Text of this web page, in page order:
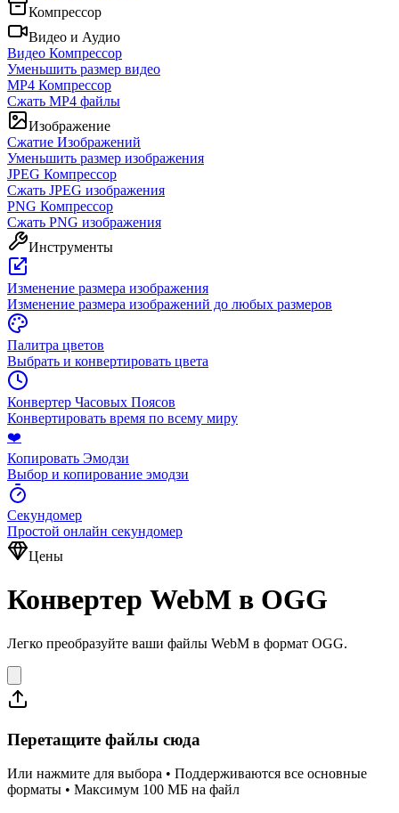
Компрессор
Видео и Аудио
Видео Компрессор
Уменьшить размер видео
MP4 Компрессор
Сжать MP4 файлы
Изображение
Сжатие Изображений
Уменьшить размер изображения
JPEG Компрессор
Сжать JPEG изображения
PNG Компрессор
Сжать PNG изображения
Инструменты
Изменение размера изображения
Изменение размера изображений до любых размеров
Палитра цветов
Выбрать и конвертировать цвета
Конвертер Часовых Поясов
Конвертировать время по всему миру
❤️
Копировать Эмодзи
Выбор и копирование эмодзи
Секундомер
Простой онлайн секундомер
Цены
Конвертер WebM в OGG
Легко преобразуйте ваши файлы WebM в формат OGG.
Перетащите файлы сюда
Или нажмите для выбора • Поддерживаются все основные
форматы • Максимум 100 МБ на файл